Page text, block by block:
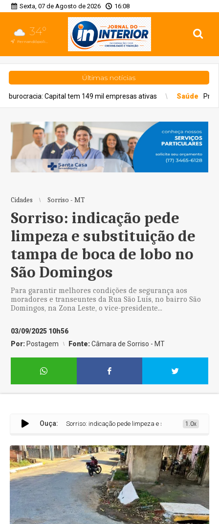
Sexta, 07 de Agosto de 2026 16:08
34°
Fernandópolis, SP
Últimas notícias
tem 149 mil empresas ativas Saúde Prefeitura anuncia nova
Cidades Sorriso - MT
Sorriso: indicação pede
limpeza e substituição de
tampa de boca de lobo no
São Domingos
Para garantir melhores condições de segurança aos
moradores e transeuntes da Rua São Luís, no bairro São
Domingos, na Zona Leste, o vice-presidente...
03/09/2025 10h56
Por: Postagem Fonte:Câmara de Sorriso - MT
Ouça:Sorriso: indicação pede limpeza e substituição de tampa de
1.0x